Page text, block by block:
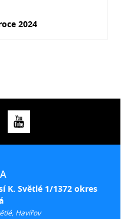
2024
K. Světlé 1/1372 okres
Havířov